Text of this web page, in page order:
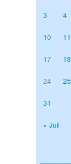
« Juil
3 4
10 11
17 18
24 25
31